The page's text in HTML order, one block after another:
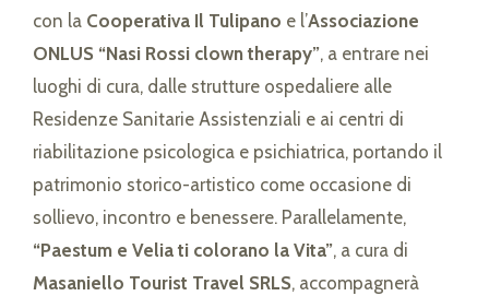
con la Cooperativa Il Tulipano e l’Associazione
ONLUS “Nasi Rossi clown therapy”, a entrare nei
luoghi di cura, dalle strutture ospedaliere alle
Residenze Sanitarie Assistenziali e ai centri di
riabilitazione psicologica e psichiatrica, portando il
patrimonio storico-artistico come occasione di
sollievo, incontro e benessere. Parallelamente,
“Paestum e Velia ti colorano la Vita”, a cura di
Masaniello Tourist Travel SRLS, accompagnerà